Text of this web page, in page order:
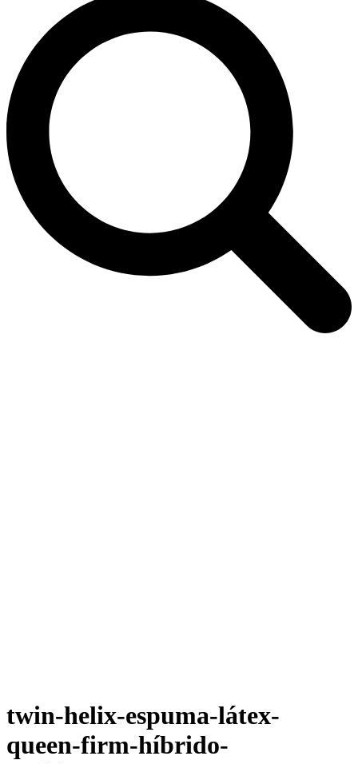
twin-helix-espuma-látex-
queen-firm-híbrido-